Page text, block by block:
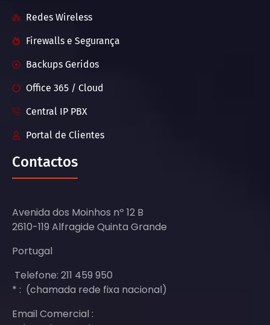
Redes Wireless
Firewalls e Segurança
Backups Geridos
Office 365 / Cloud
Central IP PBX
Portal de Clientes
Contactos
Avenida dos Moinhos nº 12 B
2610-119 Alfragide Quinta Grande
Portugal
Telefone: 211 459 950
* : (chamada rede fixa nacional)
Email Comercial :